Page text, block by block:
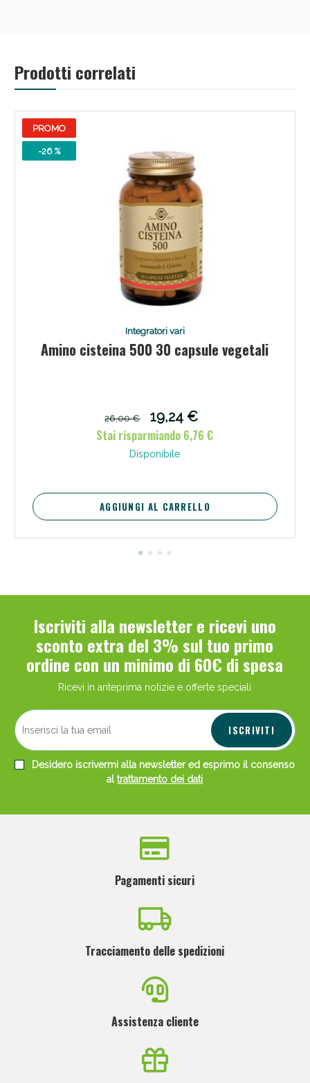
Prodotti correlati
PROMO
-26 %
Integratori vari
Amino cisteina 500 30 capsule vegetali
26,00 €
19,24 €
Stai risparmiando 6,76 €
Disponibile
AGGIUNGI AL CARRELLO
Iscriviti alla newsletter e ricevi uno
sconto extra del 3% sul tuo primo
ordine con un minimo di 60€ di spesa
Ricevi in anteprima notizie e offerte speciali
ISCRIVITI
Desidero iscrivermi alla newsletter ed esprimo il consenso
altrattamento dei dati
Pagamenti sicuri
Tracciamento delle spedizioni
Assistenza cliente
Benessere Intestinale: Sconto fino al 55% valido
oggi!
Scopri le offerte di Oggi